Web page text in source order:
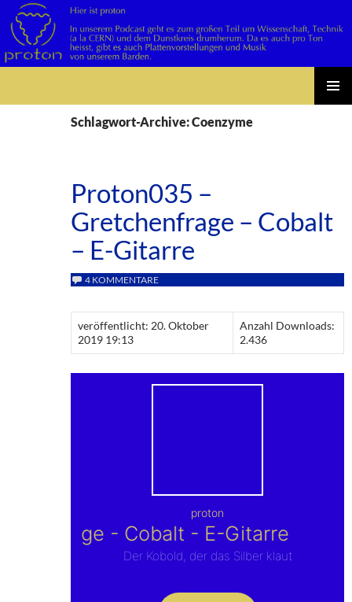
Schlagwort-Archive: Coenzyme
Proton035 –
Gretchenfrage – Cobalt
– E-Gitarre
4 KOMMENTARE
veröffentlicht: 20. Oktober
2019 19:13
Anzahl Downloads:
2.436